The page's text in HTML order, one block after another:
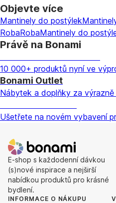
Objevte více
Mantinely do postýlek
RobaRobaMantinely do
Právě na Bonami
10 000+ produktů nyní ve
Bonami Outlet
Nábytek a doplňky za výrazně
Ušetřete na novém vybavení
E-shop s každodenní dávkou
(s)nové inspirace a nejširší
nabídkou produktů pro krásné
bydlení.
INFORMACE O NÁKUPU